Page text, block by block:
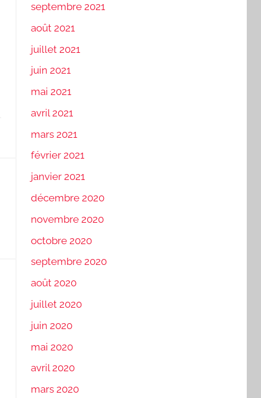
septembre 2021
août 2021
juillet 2021
juin 2021
mai 2021
avril 2021
mars 2021
février 2021
janvier 2021
décembre 2020
novembre 2020
octobre 2020
septembre 2020
août 2020
juillet 2020
juin 2020
mai 2020
avril 2020
mars 2020